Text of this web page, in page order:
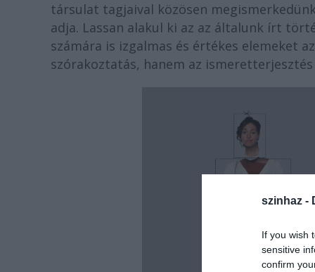
szinhaz -
If you wish
sensitive
confirm
társulat tagjaival közösen
adja. Lassan alakul ki az az általunk írt
számára is izgalmas és értékes elemeket
szórakoztatás, hanem az ismeretterjesztés